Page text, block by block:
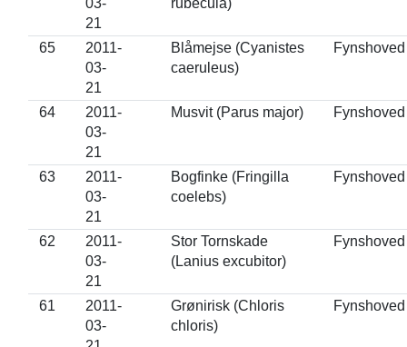
03-
21
rubecula)
65
2011-
03-
21
Blåmejse (Cyanistes
caeruleus)
Fynshoved
64
2011-
03-
21
Musvit (Parus major) Fynshoved
63
2011-
03-
21
Bogfinke (Fringilla
coelebs)
Fynshoved
62
2011-
03-
21
Stor Tornskade
(Lanius excubitor)
Fynshoved
61
2011-
03-
Grønirisk (Chloris
chloris)
Fynshoved